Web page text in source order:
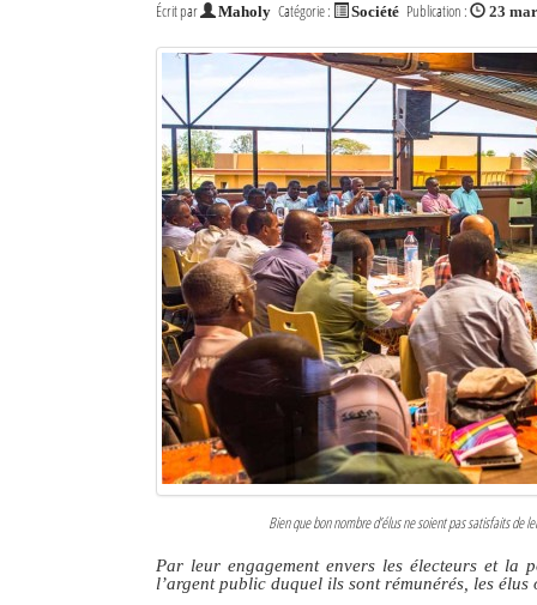
Écrit par Maholy Catégorie : Société Publication : 23
Bien que bon nombre d’élus ne soient pas satisfaits
Par leur engagement envers les électeurs et la
l’argent public duquel ils sont rémunérés, les